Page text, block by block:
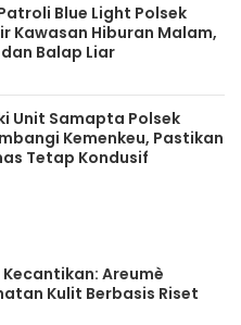
Blue Light Polsek
Kawasan Hiburan Malam,
Balap Liar
Unit Samapta Polsek
Kemenkeu, Pastikan
Tetap Kondusif
Areumè
Kulit Berbasis Riset